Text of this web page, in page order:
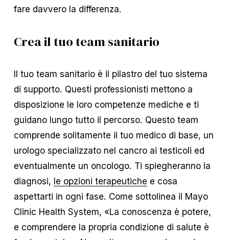
fare davvero la differenza.
Crea il tuo team sanitario
Il tuo team sanitario è il pilastro del tuo sistema
di supporto. Questi professionisti mettono a
disposizione le loro competenze mediche e ti
guidano lungo tutto il percorso. Questo team
comprende solitamente il tuo medico di base, un
urologo specializzato nel cancro ai testicoli ed
eventualmente un oncologo. Ti spiegheranno la
diagnosi, le opzioni terapeutiche e cosa
aspettarti in ogni fase. Come sottolinea il Mayo
Clinic Health System, «La conoscenza è potere,
e comprendere la propria condizione di salute è